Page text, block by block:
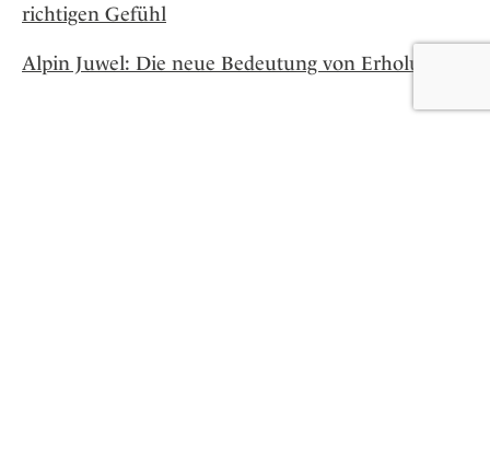
richtigen Gefühl
Alpin Juwel: Die neue Bedeutung von Erholung